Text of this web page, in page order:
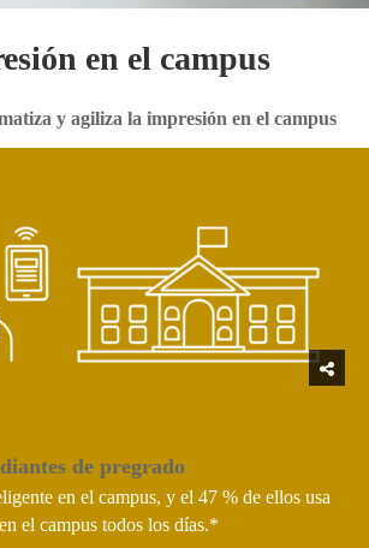
en el campus
y agiliza la impresión en el campus
de pregrado
en el campus, y el 47 % de ellos usa
el campus todos los días.*